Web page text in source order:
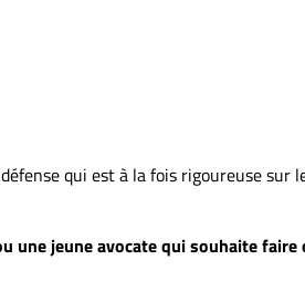
qui est à la fois rigoureuse sur
une jeune avocate qui souhaite faire